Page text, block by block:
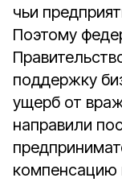
чьи
Поэтому
поддержку
ущерб от
направили
компенсацию